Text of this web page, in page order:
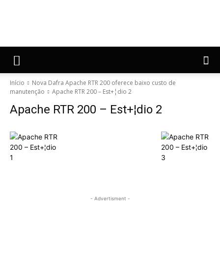
Início
Nova Dafra Apache RTR 200 oferece baixo custo de
manutenção
Apache RTR 200 – Est+¦dio 2
Apache RTR 200 – Est+¦dio 2
- Advertisment -